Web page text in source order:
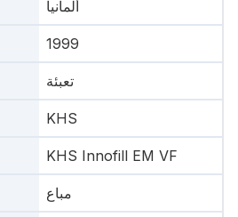
ألمانيا
1999
تعبئة
KHS
KHS Innofill EM VF
مباع